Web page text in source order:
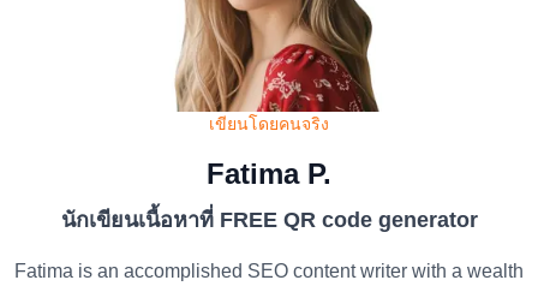
เขียนโดยคนจริง
Fatima P.
นักเขียนเนื้อหาที่ FREE QR code generator
Fatima is an accomplished SEO content writer with a wealth